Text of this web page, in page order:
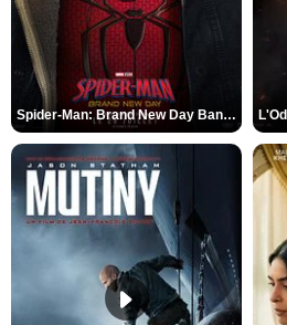
Spider-Man: Brand New Day Bande-annonce VO STFR